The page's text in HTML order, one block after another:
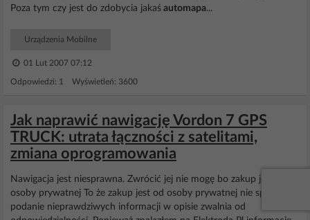
Poza tym czy jest do zdobycia jakaś automapa...
Urządzenia Mobilne
01 Lut 2007 07:12
Odpowiedzi: 1 Wyświetleń: 3600
Jak naprawić nawigację Vordon 7 GPS
TRUCK: utrata łączności z satelitami,
zmiana oprogramowania
Nawigacja jest niesprawna. Zwrócić jej nie mogę bo zakup jest od
osoby prywatnej To że zakup jest od osoby prywatnej nie sprawia że
podanie nieprawdziwych informacji w opisie zwalnia od